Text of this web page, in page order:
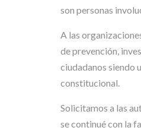
son personas
A las
de prevención,
ciudadanos siendo
constitucional.
Solicitamos a las
se continué con la